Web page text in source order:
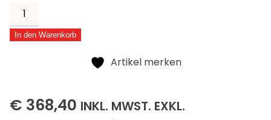
Geteilter
Mittelteil
fürIn den Warenkorb
Artikel merken
€ 368,40 368,40
INKL. (INKLUSIVE)
MWST. EXKL.